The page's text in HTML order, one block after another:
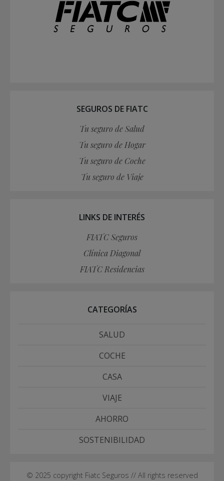
SEGUROS DE FIATC
Tu seguro de Salud
Tu seguro de Hogar
Tu seguro de Coche
Tu seguro de Viaje
LINKS DE INTERÉS
FIATC Seguros
Clínica Diagonal
FIATC Residencias
CATEGORÍAS
SALUD
COCHE
CASA
VIAJE
AHORRO
SOSTENIBILIDAD
© 2025 copyright Fiatc Seguros // All rights reserved